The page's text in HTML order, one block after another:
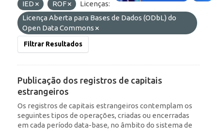
IED
ROF
Licenças:
Licença Aberta para Bases de Dados (ODbL) do
Open Data Commons
Filtrar Resultados
Publicação dos registros de capitais
estrangeiros
Os registros de capitais estrangeiros contemplam os
seguintes tipos de operações, criadas ou encerradas
em cada período data-base, no âmbito do sistema de